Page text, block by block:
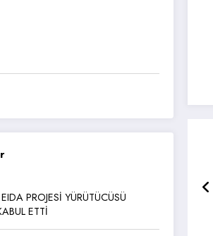
PROJESİ YÜRÜTÜCÜSÜ
ETTİ